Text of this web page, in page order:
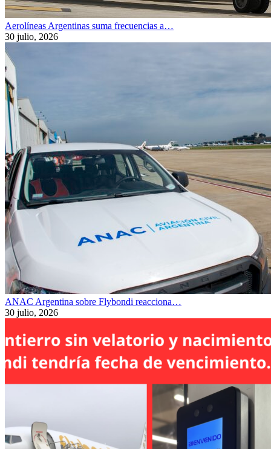
Aerolíneas Argentinas suma frecuencias a…
30 julio, 2026
ANAC Argentina sobre Flybondi reacciona…
30 julio, 2026